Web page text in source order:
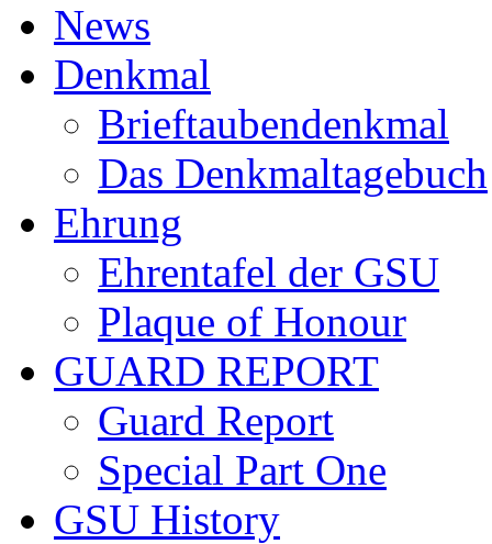
News
Denkmal
Brieftaubendenkmal
Das Denkmaltagebuch
Ehrung
Ehrentafel der GSU
Plaque of Honour
GUARD REPORT
Guard Report
Special Part One
GSU History